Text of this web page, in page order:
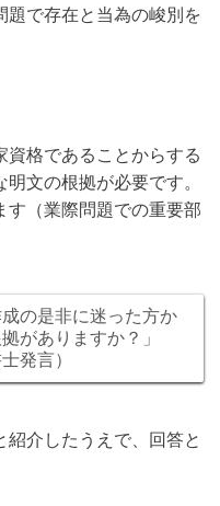
題で存在と当為の峻別を
資格であることからする
文の根拠が必要です。
す（業際問題での重要部
の是非に迷った方か
がありますか？」
発言）
紹介したうえで、回答と